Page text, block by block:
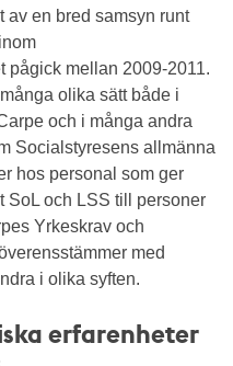
av en bred samsyn runt
pågick mellan 2009-2011.
olika sätt både i
och i många andra
Socialstyresens allmänna
hos personal som ger
SoL och LSS till personer
Yrkeskrav och
med
i olika syften.
erfarenheter